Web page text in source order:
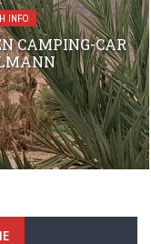
INFO
CAMPING-CAR